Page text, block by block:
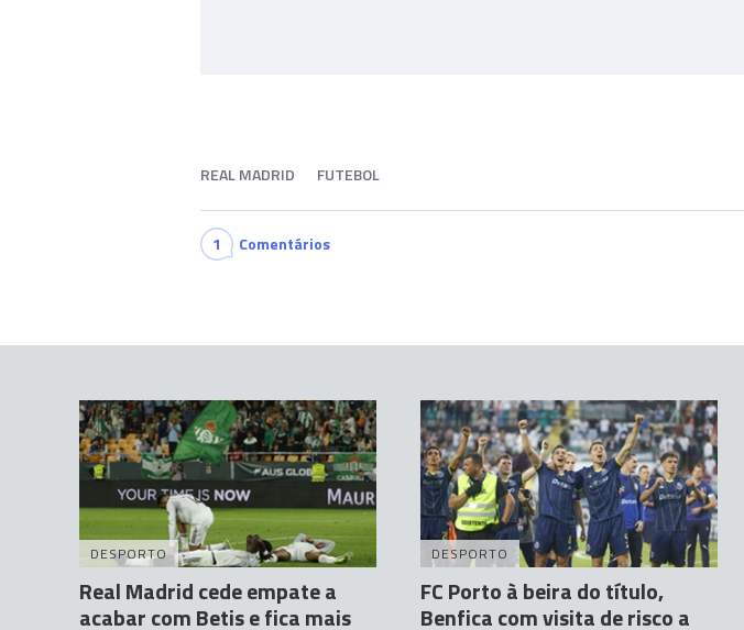
REAL MADRID FUTEBOL
1 Comentários
DESPORTO
Real Madrid cede empate a
acabar com Betis e fica mais
DESPORTO
FC Porto à beira do título,
Benfica com visita de risco a